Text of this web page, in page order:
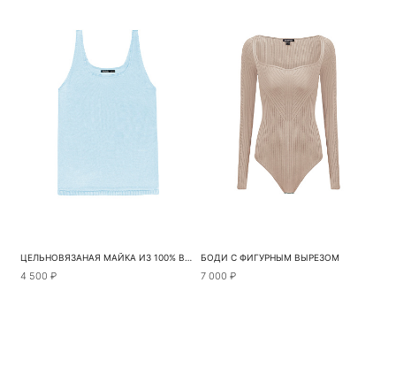
ЦЕЛЬНОВЯЗАНАЯ МАЙКА ИЗ 100% ВИСКОЗЫ
4 500 ₽
БОДИ С ФИГУРНЫМ ВЫРЕЗОМ
7 000 ₽